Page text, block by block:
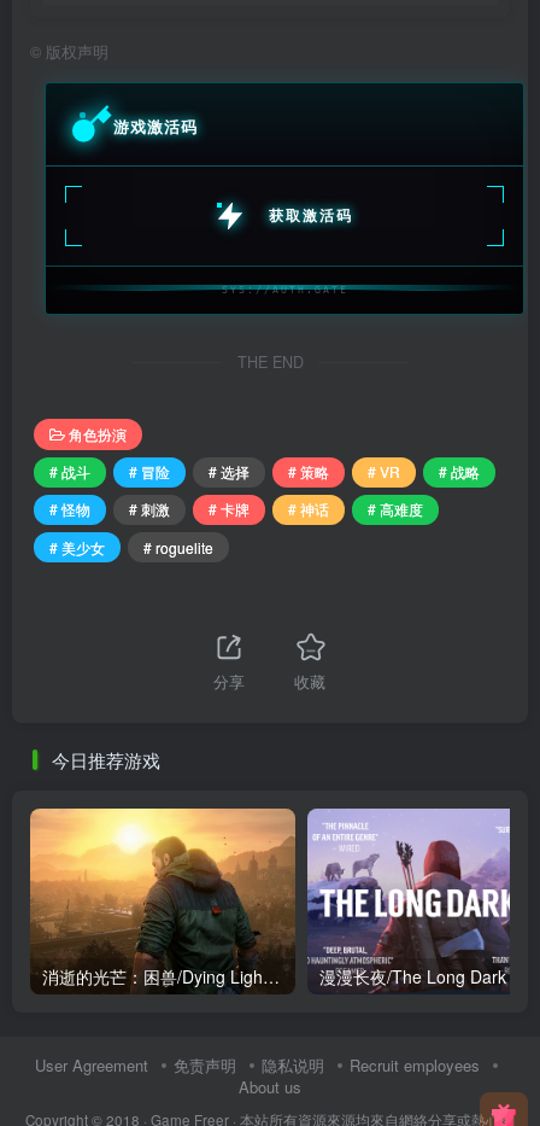
© 版权声明
游戏激活码
获取激活码
SYS://AUTH.GATE
THE END
角色扮演
# 战斗
# 冒险 # 选择 # 策略 # VR
# 战略
# 怪物
# 刺激 # 卡牌 # 神话
# 高难度
# 美少女
# roguelite
分享 收藏
今日推荐游戏
消逝的光芒：困兽/Dying Light: The Beast
User Agreement 免责声明 隐私说明
Recruit employees
About us
Copyright © 2018 · Game Freer · 本站所有資源來源均來自網絡分享或熱心網